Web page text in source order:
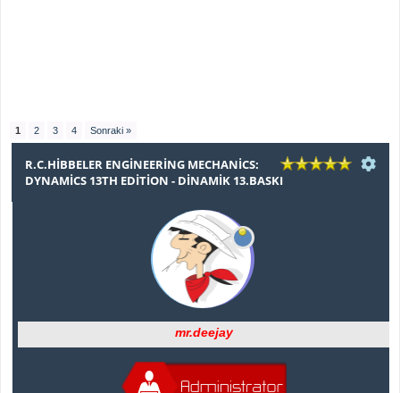
1 2 3 4 Sonraki »
R.C.HIBBELER ENGINEERING MECHANICS:
DYNAMICS 13TH EDITION - DINAMIK 13.BASKI
mr.deejay